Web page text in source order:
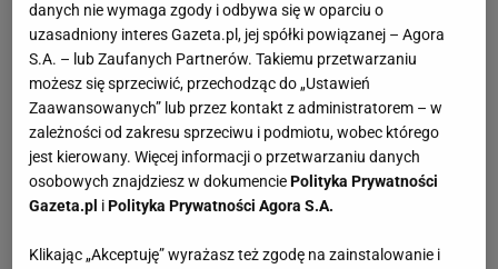
danych nie wymaga zgody i odbywa się w oparciu o
uzasadniony interes Gazeta.pl, jej spółki powiązanej – Agora
S.A. – lub Zaufanych Partnerów. Takiemu przetwarzaniu
możesz się sprzeciwić, przechodząc do „Ustawień
Zaawansowanych” lub przez kontakt z administratorem – w
zależności od zakresu sprzeciwu i podmiotu, wobec którego
jest kierowany. Więcej informacji o przetwarzaniu danych
osobowych znajdziesz w dokumenciePolityka Prywatności
Gazeta.pl iPolityka Prywatności Agora S.A.
Klikając „Akceptuję” wyrażasz też zgodę na zainstalowanie i